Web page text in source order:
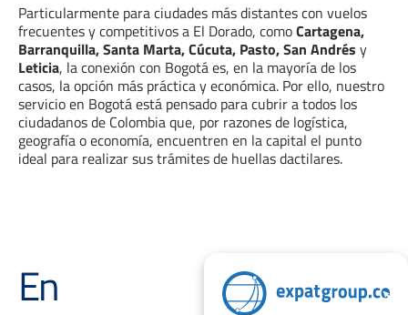
Particularmente para ciudades más distantes con vuelos
frecuentes y competitivos a El Dorado, comoCartagena,
Barranquilla, Santa Marta, Cúcuta, Pasto, San Andrés y
Leticia, la conexión con Bogotá es, en la mayoría de los
casos, la opción más práctica y económica. Por ello, nuestro
servicio en Bogotá está pensado para cubrir a todos los
ciudadanos de Colombia que, por razones de logística,
geografía o economía, encuentren en la capital el punto
ideal para realizar sus trámites de huellas dactilares.
En